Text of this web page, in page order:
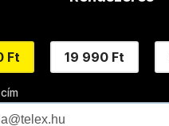
Ft 19 990 Ft